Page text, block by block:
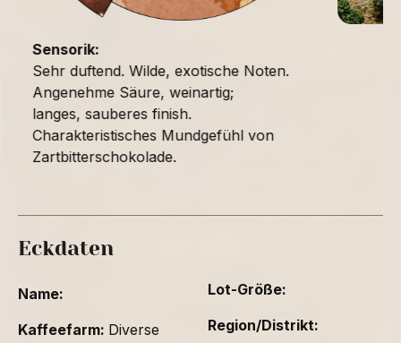
Sensorik:
Sehr duftend. Wilde, exotische Noten.
Angenehme Säure, weinartig;
langes, sauberes finish.
Charakteristisches Mundgefühl von
Zartbitterschokolade.
Eckdaten
Name:
Kaffeefarm: Diverse
Lot-Größe:
Region/Distrikt: